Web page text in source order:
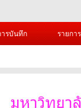
ารบันทึก รายกา